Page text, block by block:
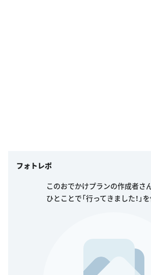
フォトレポ
このおでかけプランの作成者さ
ひとことで「行ってきました！」